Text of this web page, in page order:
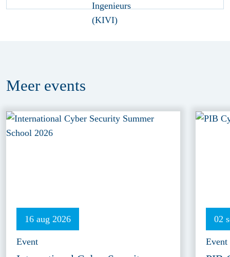
Meer events
16 aug 2026
Event
02
Event